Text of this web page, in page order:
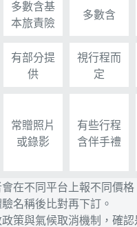
多數含基
本旅責險
多數含
有部分提
供
視行程而
定
常贈照片
或錄影
有些行程
含伴手禮
在不同平台上報不同價
名稱後比對再下訂。
策與氣候取消機制，確